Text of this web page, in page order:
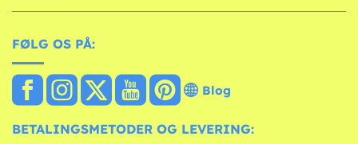
FØLG OS PÅ:
Blog
BETALINGSMETODER OG LEVERING: